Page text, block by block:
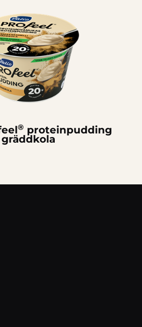
® proteinpudding
gräddkola